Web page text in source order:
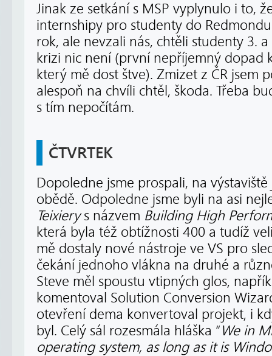
Jinak ze setkání s MSP vyplynulo i to,
internshipy pro studenty do
rok, ale nevzali nás, chtěli studenty 3.
krizi nic není (první nepříjemný dopad
který mě dost štve). Zmizet z ČR jsem
alespoň na chvíli chtěl, škoda. Třeba
s tím nepočítám.
ČTVRTEK
Dopoledne jsme prospali, na
obědě. Odpoledne jsme byli na asi
Teixierys názvem Building High
která byla též obtížnosti 400 a tudíž
mě dostaly nové nástroje ve VS pro
čekání jednoho vlákna na druhé a
Steve měl spoustu vtipných glos,
komentoval Solution Conversion
otevření dema konvertoval projekt, i
byl. Celý sál rozesmála hláška “We in
operating system, as long as it is